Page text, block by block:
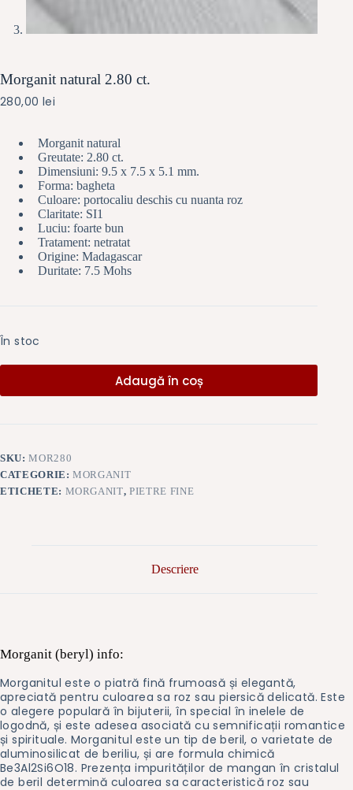
Morganit natural 2.80 ct.
280,00 lei
Morganit natural
Greutate: 2.80 ct.
Dimensiuni: 9.5 x 7.5 x 5.1 mm.
Forma: bagheta
Culoare: portocaliu deschis cu nuanta roz
Claritate: SI1
Luciu: foarte bun
Tratament: netratat
Origine: Madagascar
Duritate: 7.5 Mohs
În stoc
Adaugă în coș
SKU:MOR280
CATEGORIE:MORGANIT
ETICHETE: MORGANIT,PIETRE FINE
Descriere
Morganit (beryl) info:
Morganitul este o piatră fină frumoasă și elegantă,
apreciată pentru culoarea sa roz sau piersică delicată. Este
o alegere populară în bijuterii, în special în inelele de
logodnă, și este adesea asociată cu semnificații romantice
și spirituale. Morganitul este un tip de beril, o varietate de
aluminosilicat de beriliu, și are formula chimică
Be3Al2Si6O18. Prezența impurităților de mangan în cristalul
de beril determină culoarea sa caracteristică roz sau